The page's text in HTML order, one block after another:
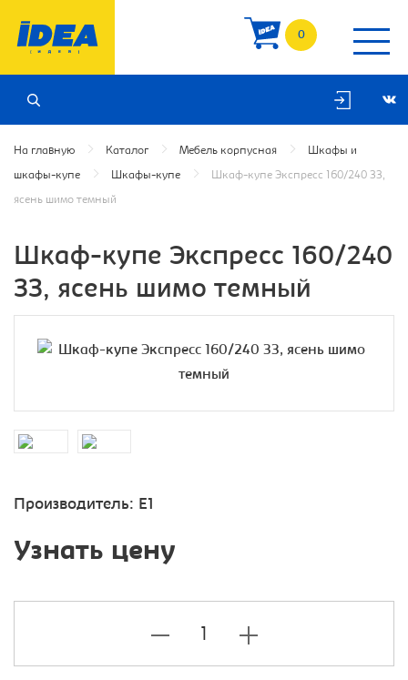
0
На главную Каталог Мебель корпусная Шкафы и
шкафы-купе Шкафы-купе Шкаф-купе Экспресс 160/240 ЗЗ,
ясень шимо темный
Шкаф-купе Экспресс 160/240
ЗЗ, ясень шимо темный
Производитель: E1
Узнать цену